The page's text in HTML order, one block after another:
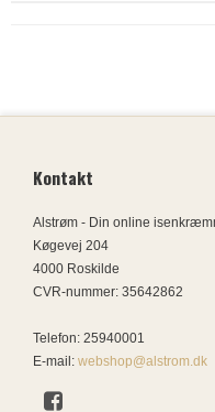
Kontakt
Alstrøm - Din online
Køgevej 204
4000 Roskilde
CVR-nummer: 35642862
Telefon: 25940001
E-mail : webshop@alstrom.dk